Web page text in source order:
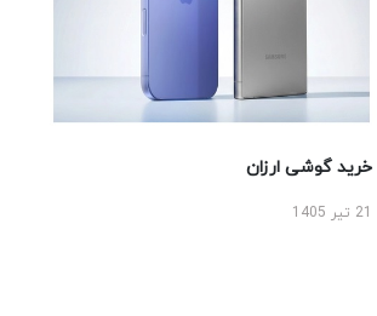
خرید گوشی ارزان